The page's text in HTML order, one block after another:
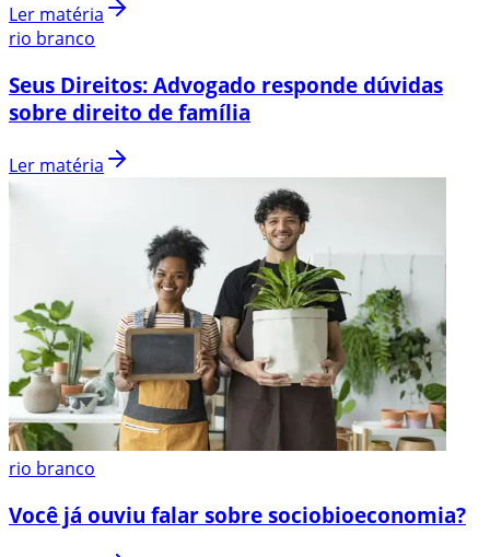
Ler matéria
rio branco
Seus Direitos: Advogado responde dúvidas
sobre direito de família
Ler matéria
rio branco
Você já ouviu falar sobre sociobioeconomia?